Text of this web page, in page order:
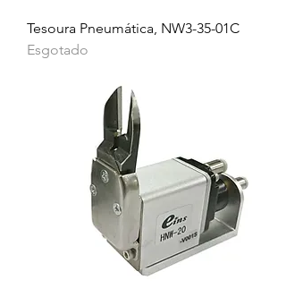
Tesoura Pneumática, NW3-35-01C
Esgotado